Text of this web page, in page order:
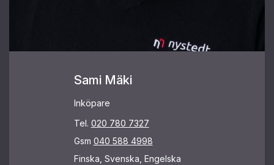
Sami Mäki
Inköpare
Tel. 020 780 7327
Gsm 040 588 4998
Finska, Svenska, Engelska